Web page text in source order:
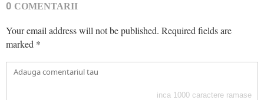
0 COMENTARII
Your email address will not be published. Required fields are
marked *
inca 1000 caractere ramase